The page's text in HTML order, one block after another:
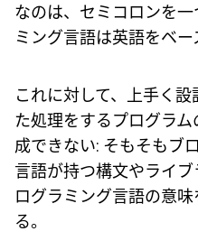
なのは、セミコロンを
ミング言語は英語をベ
これに対して、上手く
た処理をするプログラ
成できない: そもそもブ
言語が持つ構文やライ
ログラミング言語の意
る。